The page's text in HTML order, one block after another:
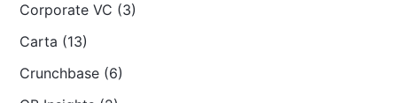
Corporate VC (3)
Carta (13)
Crunchbase (6)